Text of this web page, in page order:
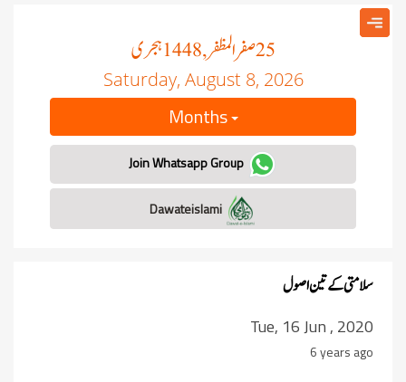
25صفر المظفر, 1448 ہجری
Saturday, August 8, 2026
Months
Join Whatsapp Group
سلامتی کے تین اصول
Tue, 16 Jun , 2020
6 years ago